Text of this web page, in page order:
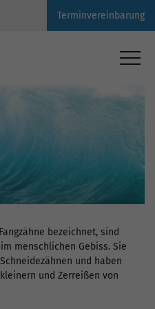
Terminvereinbarung
bezeichnet, sind
menschlichen Gebiss. Sie
und haben
und Zerreißen von